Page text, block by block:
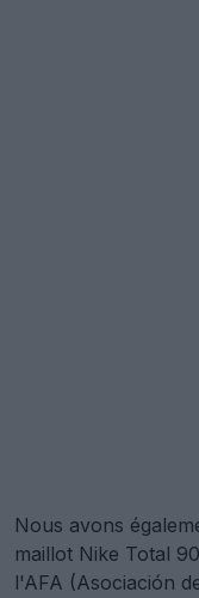
Nous avons
maillot Nike Total
l'AFA (Asociación